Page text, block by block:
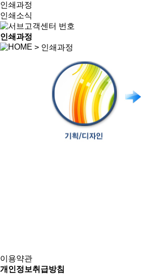
인쇄과정
인쇄소식
인쇄과정
> 인쇄과정
이용약관
개인정보취급방침